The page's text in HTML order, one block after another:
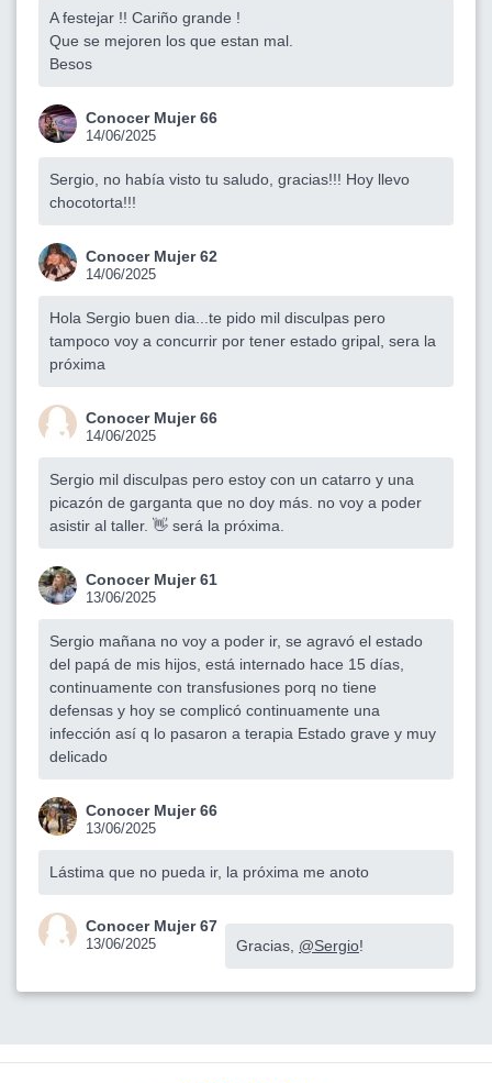
A festejar !! Cariño grande !
Que se mejoren los que estan mal.
Besos
Conocer Mujer 66
14/06/2025
Sergio, no había visto tu saludo, gracias!!! Hoy llevo
chocotorta!!!
Conocer Mujer 62
14/06/2025
Hola Sergio buen dia...te pido mil disculpas pero
tampoco voy a concurrir por tener estado gripal, sera la
próxima
Conocer Mujer 66
14/06/2025
Sergio mil disculpas pero estoy con un catarro y una
picazón de garganta que no doy más. no voy a poder
asistir al taller. 👋 será la próxima.
Conocer Mujer 61
13/06/2025
Sergio mañana no voy a poder ir, se agravó el estado
del papá de mis hijos, está internado hace 15 días,
continuamente con transfusiones porq no tiene
defensas y hoy se complicó continuamente una
infección así q lo pasaron a terapia Estado grave y muy
delicado
Conocer Mujer 66
13/06/2025
Lástima que no pueda ir, la próxima me anoto
Conocer Mujer 67
13/06/2025 Gracias, @Sergio!